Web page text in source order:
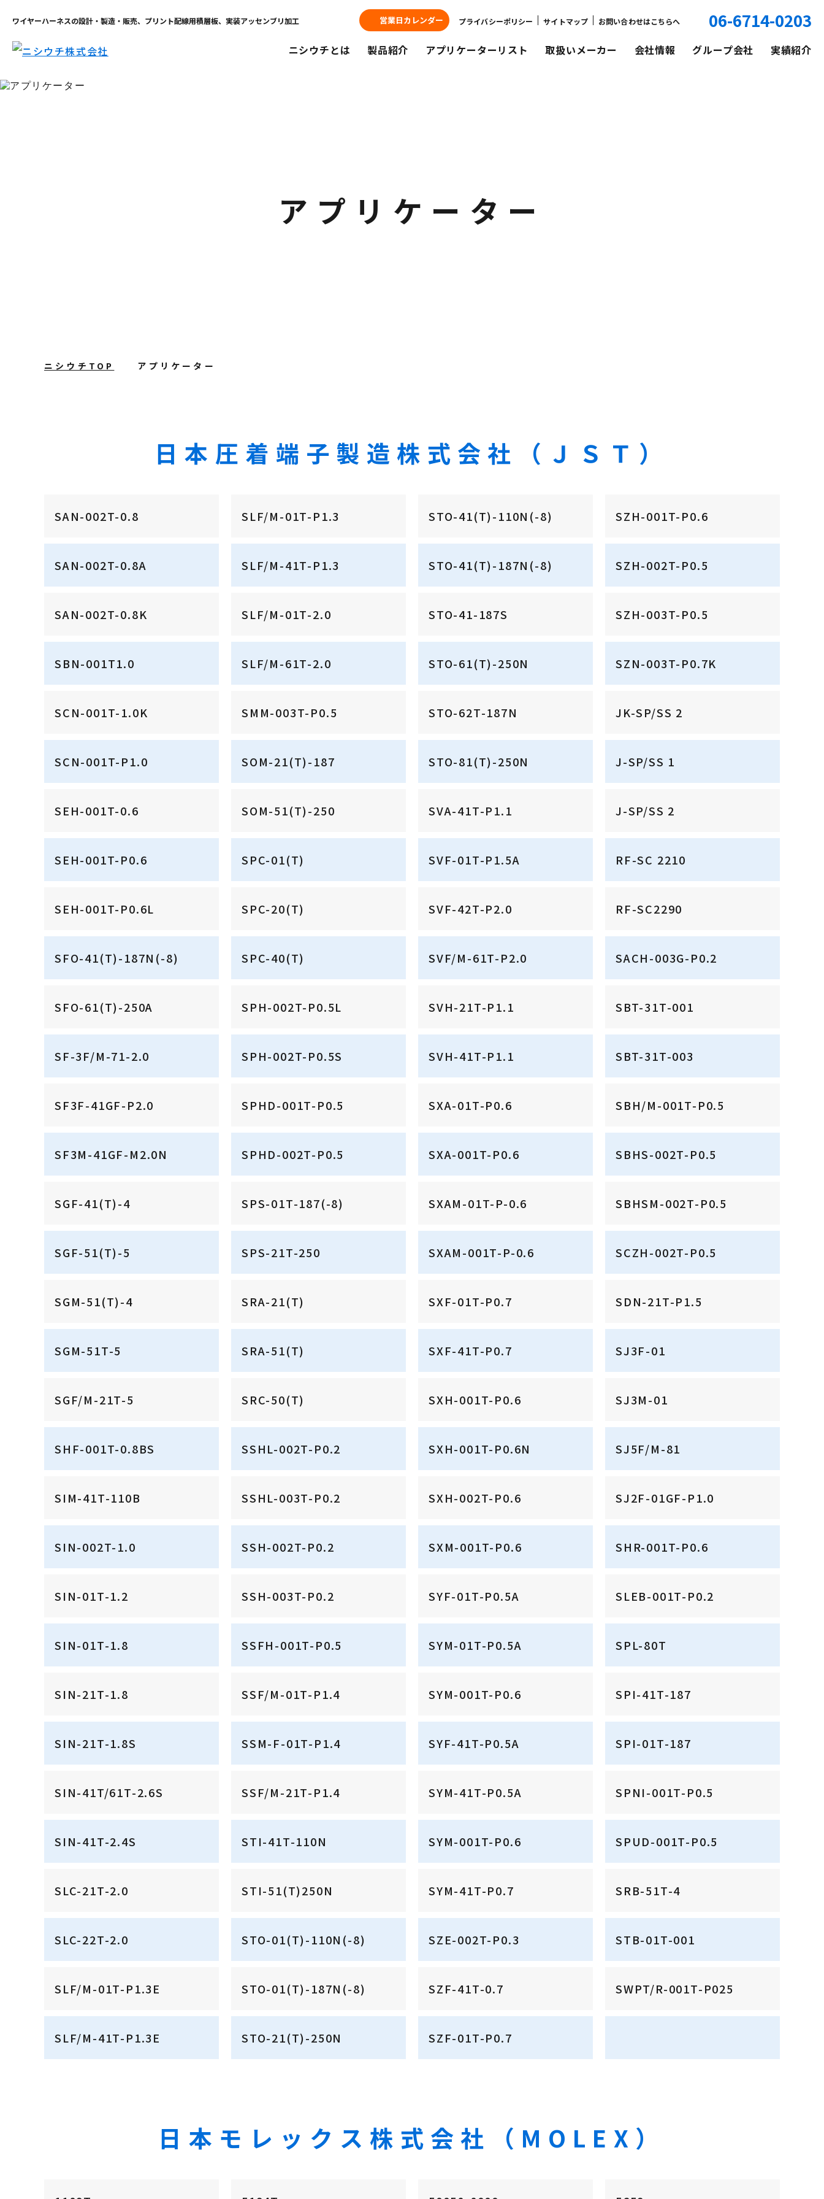
ワイヤーハーネスの設計・製造・販売、プリント配線用積層板、実装アッセンブリ加工 営業⽇カレンダー プライバシーポリシー サイトマップ お問い合わせはこちらへ 06-6714-0203
ニシウチとは 製品紹介 アプリケーターリスト 取扱いメーカー 会社情報 グループ会社 実績紹介
アプリケーター
ニシウチTOP アプリケーター
日本圧着端子製造株式会社（ＪＳＴ）
SAN-002T-0.8
SAN-002T-0.8A
SAN-002T-0.8K
SBN-001T1.0
SCN-001T-1.0K
SCN-001T-P1.0
SEH-001T-0.6
SEH-001T-P0.6
SEH-001T-P0.6L
SFO-41(T)-187N(-8)
SFO-61(T)-250A
SF-3F/M-71-2.0
SF3F-41GF-P2.0
SF3M-41GF-M2.0N
SGF-41(T)-4
SGF-51(T)-5
SGM-51(T)-4
SGM-51T-5
SGF/M-21T-5
SHF-001T-0.8BS
SIM-41T-110B
SIN-002T-1.0
SIN-01T-1.2
SIN-01T-1.8
SIN-21T-1.8
SIN-21T-1.8S
SIN-41T/61T-2.6S
SIN-41T-2.4S
SLC-21T-2.0
SLC-22T-2.0
SLF/M-01T-P1.3E
SLF/M-41T-P1.3E
SLF/M-01T-P1.3
SLF/M-41T-P1.3
SLF/M-01T-2.0
SLF/M-61T-2.0
SMM-003T-P0.5
SOM-21(T)-187
SOM-51(T)-250
SPC-01(T)
SPC-20(T)
SPC-40(T)
SPH-002T-P0.5L
SPH-002T-P0.5S
SPHD-001T-P0.5
SPHD-002T-P0.5
SPS-01T-187(-8)
SPS-21T-250
SRA-21(T)
SRA-51(T)
SRC-50(T)
SSHL-002T-P0.2
SSHL-003T-P0.2
SSH-002T-P0.2
SSH-003T-P0.2
SSFH-001T-P0.5
SSF/M-01T-P1.4
SSM-F-01T-P1.4
SSF/M-21T-P1.4
STI-41T-110N
STI-51(T)250N
STO-01(T)-110N(-8)
STO-01(T)-187N(-8)
STO-21(T)-250N
STO-41(T)-110N(-8)
STO-41(T)-187N(-8)
STO-41-187S
STO-61(T)-250N
STO-62T-187N
STO-81(T)-250N
SVA-41T-P1.1
SVF-01T-P1.5A
SVF-42T-P2.0
SVF/M-61T-P2.0
SVH-21T-P1.1
SVH-41T-P1.1
SXA-01T-P0.6
SXA-001T-P0.6
SXAM-01T-P-0.6
SXAM-001T-P-0.6
SXF-01T-P0.7
SXF-41T-P0.7
SXH-001T-P0.6
SXH-001T-P0.6N
SXH-002T-P0.6
SXM-001T-P0.6
SYF-01T-P0.5A
SYM-01T-P0.5A
SYM-001T-P0.6
SYF-41T-P0.5A
SYM-41T-P0.5A
SYM-001T-P0.6
SYM-41T-P0.7
SZE-002T-P0.3
SZF-41T-0.7
SZF-01T-P0.7
SZH-001T-P0.6
SZH-002T-P0.5
SZH-003T-P0.5
SZN-003T-P0.7K
JK-SP/SS 2
J-SP/SS 1
J-SP/SS 2
RF-SC 2210
RF-SC2290
SACH-003G-P0.2
SBT-31T-001
SBT-31T-003
SBH/M-001T-P0.5
SBHS-002T-P0.5
SBHSM-002T-P0.5
SCZH-002T-P0.5
SDN-21T-P1.5
SJ3F-01
SJ3M-01
SJ5F/M-81
SJ2F-01GF-P1.0
SHR-001T-P0.6
SLEB-001T-P0.2
SPL-80T
SPI-41T-187
SPI-01T-187
SPNI-001T-P0.5
SPUD-001T-P0.5
SRB-51T-4
STB-01T-001
SWPT/R-001T-P025
日本モレックス株式会社（MOLEX）